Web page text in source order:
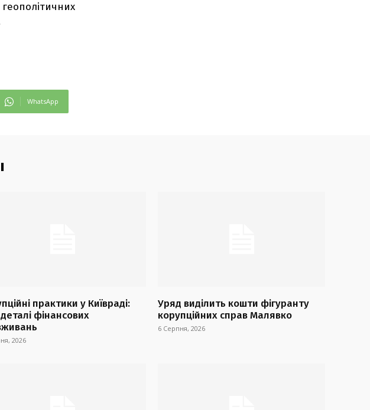
WhatsApp
практики у Київраді:
деталі фінансових
2026
Уряд виділить кошти фігуранту
корупційних справ Малявко
6 Серпня, 2026